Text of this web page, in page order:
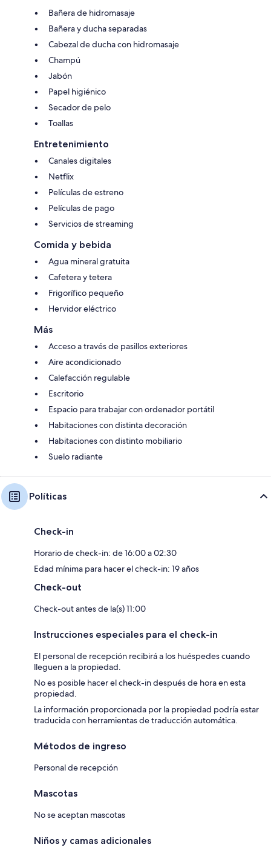
Bañera de hidromasaje
Bañera y ducha separadas
Cabezal de ducha con hidromasaje
Champú
Jabón
Papel higiénico
Secador de pelo
Toallas
Entretenimiento
Canales digitales
Netflix
Películas de estreno
Películas de pago
Servicios de streaming
Comida y bebida
Agua mineral gratuita
Cafetera y tetera
Frigorífico pequeño
Hervidor eléctrico
Más
Acceso a través de pasillos exteriores
Aire acondicionado
Calefacción regulable
Escritorio
Espacio para trabajar con ordenador portátil
Habitaciones con distinta decoración
Habitaciones con distinto mobiliario
Suelo radiante
Políticas
Check-in
Horario de check-in: de 16:00 a 02:30
Edad mínima para hacer el check-in: 19 años
Check-out
Check-out antes de la(s) 11:00
Instrucciones especiales para el check-in
El personal de recepción recibirá a los huéspedes cuando
lleguen a la propiedad.
No es posible hacer el check-in después de hora en esta
propiedad.
La información proporcionada por la propiedad podría estar
traducida con herramientas de traducción automática.
Métodos de ingreso
Personal de recepción
Mascotas
No se aceptan mascotas
Niños y camas adicionales